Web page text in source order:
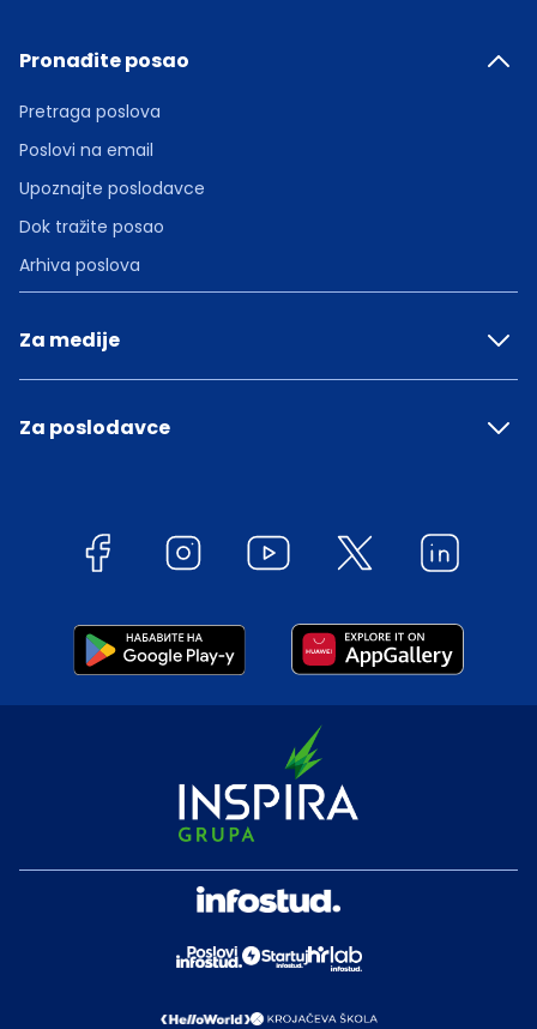
Pronađite posao
Pretraga poslova
Poslovi na email
Upoznajte poslodavce
Dok tražite posao
Arhiva poslova
Za medije
Za poslodavce